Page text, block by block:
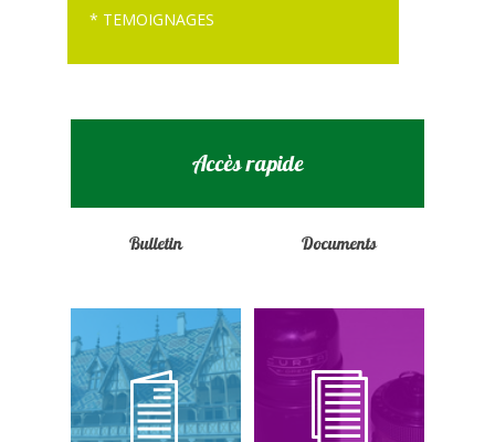
* TEMOIGNAGES
Accès rapide
Bulletin Documents